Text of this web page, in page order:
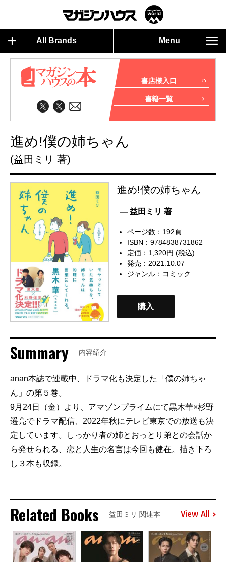
All Brands Menu
書店様入口
書籍一覧
進め!僕の姉ちゃん
(益田ミリ 著)
進め!僕の姉ちゃん
— 益田ミリ 著
ページ数：192頁
ISBN：9784838731862
定価：1,320円 (税込)
発売：2021.10.07
ジャンル： コミック
購入
Summary 内容紹介
anan本誌で連載中、ドラマ化も決定した「僕の姉ちゃ
ん」の第５巻。
9月24日（金）より、アマゾンプライムにて黒木華×杉野
遥亮でドラマ配信、2022年秋にテレビ東京での放送も決
定しています。しっかり者の姉とおっとり弟との会話か
ら発せられる、恋と人生の名言は今回も健在。描き下ろ
し３本も収録。
Related Books 益田ミリ 関連本 View All